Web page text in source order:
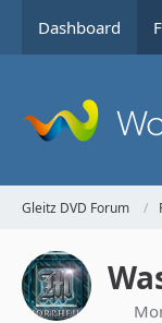
Dashboard
Gleitz DVD Forum